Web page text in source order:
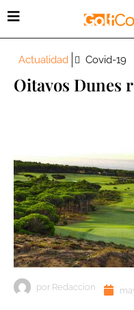
Actualidad Covid-19
Oitavos Dunes
por Redaccion